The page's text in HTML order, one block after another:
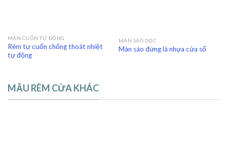
MÀN CUỐN TỰ ĐỘNG
Rèm tự cuốn chống thoát nhiệt
tự động
MÀN SÁO DỌC
Màn sáo đứng lá nhựa cửa sổ
MẪU RÈM CỬA KHÁC